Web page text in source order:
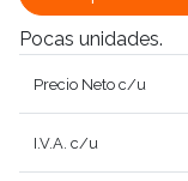
Pocas unidades.
Precio Neto c/u
I.V.A. c/u